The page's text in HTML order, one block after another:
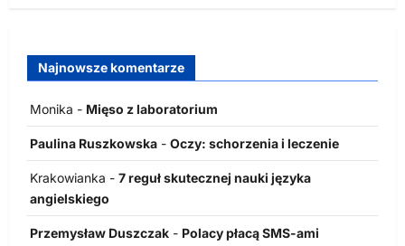
Najnowsze komentarze
Monika - Mięso z laboratorium
Paulina Ruszkowska - Oczy: schorzenia i leczenie
Krakowianka - 7 reguł skutecznej nauki języka
angielskiego
Przemysław Duszczak - Polacy płacą SMS-ami